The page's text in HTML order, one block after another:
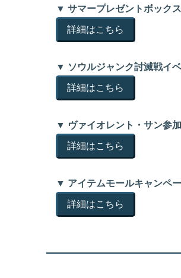
▼ サマープレゼントボック
詳細はこちら
▼ ソウルジャンク討滅戦イベ
詳細はこちら
▼ ヴァイオレント・サン参
詳細はこちら
▼ アイテムモールキャンペ
詳細はこちら